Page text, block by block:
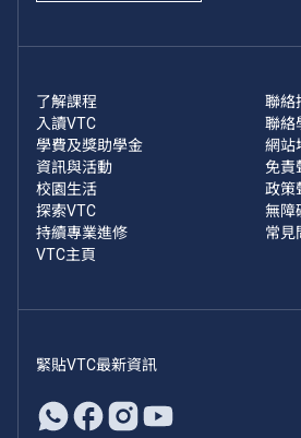
了解課程
入讀VTC
學費及獎助學金
資訊與活動
校園生活
探索VTC
持續專業進修
VTC主頁
聯絡
聯絡
網站
免責
政策
無障
常見
緊貼VTC最新資訊